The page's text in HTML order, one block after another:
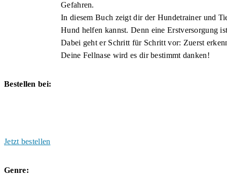
Gefahren.
In diesem Buch zeigt dir der Hundetrainer und
Hund helfen kannst. Denn eine Erstversorgung
Dabei geht er Schritt für Schritt vor: Zuerst
Deine Fellnase wird es dir bestimmt danken!
Bestellen bei:
Jetzt bestellen
Genre: